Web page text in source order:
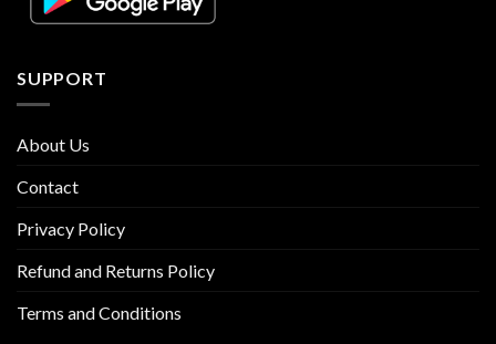
SUPPORT
About Us
Contact
Privacy Policy
Refund and Returns Policy
Terms and Conditions